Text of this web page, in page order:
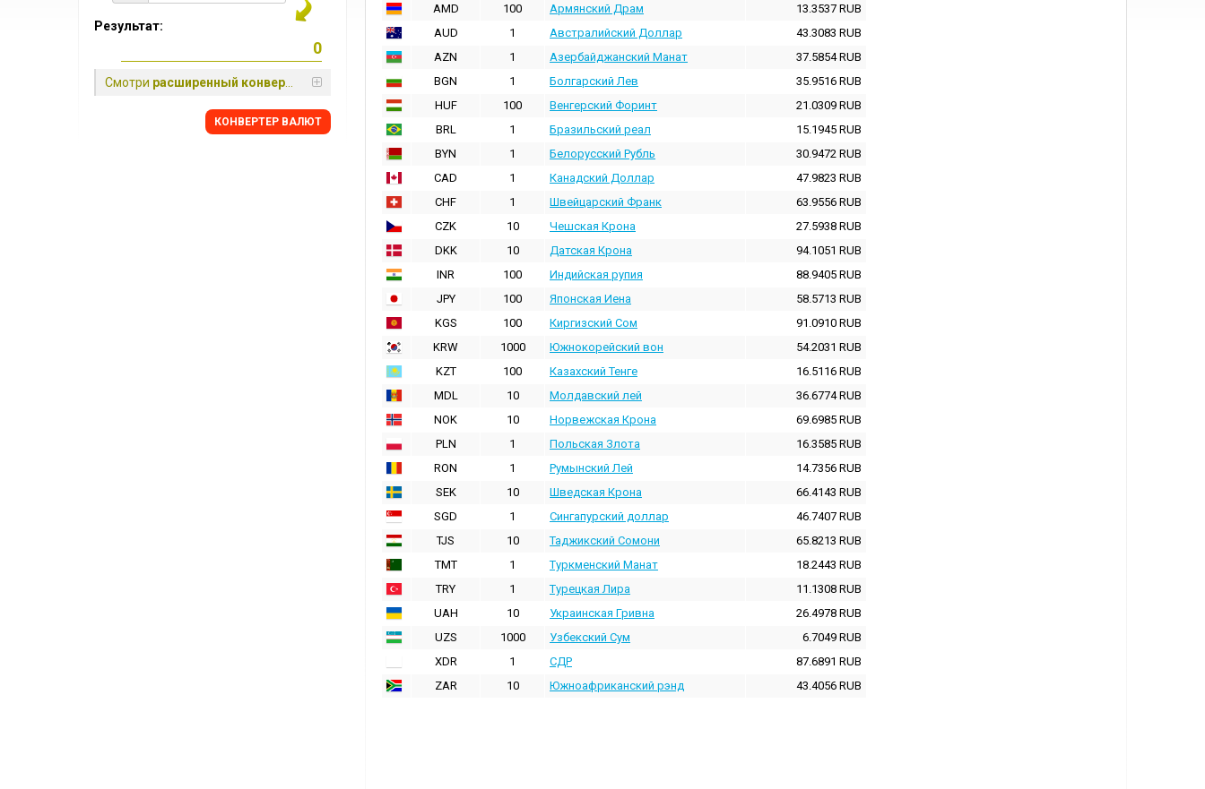
AMD
100 Армянский Драм 13.3537 RUB
AUD
1 Австралийский Доллар 43.3083 RUB
AZN
1 Азербайджанский Манат 37.5854RUB
BGN
1 Болгарский Лев 35.9516 RUB
HUF
100 Венгерский Форинт 21.0309 RUB
BRL
1 Бразильский реал 15.1945 RUB
BYN
1 Белорусский Рубль 30.9472 RUB
CAD
1 Канадский Доллар 47.9823 RUB
CHF
1 Швейцарский Франк 63.9556 RUB
CZK
10 Чешская Крона 27.5938 RUB
DKK
10 Датская Крона 94.1051 RUB
INR
100 Индийская pупия 88.9405 RUB
JPY
100 Японская Иена 58.5713 RUB
KGS
100 Киргизский Сом 91.0910 RUB
KRW
1000 Южнокорейский вон 54.2031 RUB
KZT
100 Казахский Тенге 16.5116 RUB
MDL
10 Молдавский лей 36.6774RUB
NOK
10 Норвежская Крона 69.6985 RUB
PLN
1 Польская Злота 16.3585 RUB
RON
1 Румынский Лей 14.7356 RUB
SEK
10 Шведская Крона 66.4143 RUB
SGD
1 Сингапурский доллар 46.7407 RUB
TJS
10 Таджикский Сомони 65.8213 RUB
TMT
1 Туркменский Манат 18.2443 RUB
TRY
1 Турецкая Лира 11.1308 RUB
UAH
10 Украинская Гривна 26.4978 RUB
UZS
1000 Узбекский Сум 6.7049 RUB
XDR
1 СДР 87.6891 RUB
ZAR
10 Южноафриканский рэнд 43.4056 RUB
Результат:
Смотри расширенный конвертер
КОНВЕРТЕР ВАЛЮТ